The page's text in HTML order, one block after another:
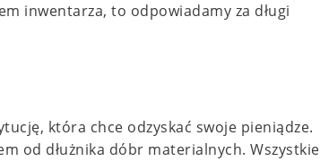
inwentarza, to odpowiadamy za długi
która chce odzyskać swoje pieniądze.
od dłużnika dóbr materialnych. Wszystkie